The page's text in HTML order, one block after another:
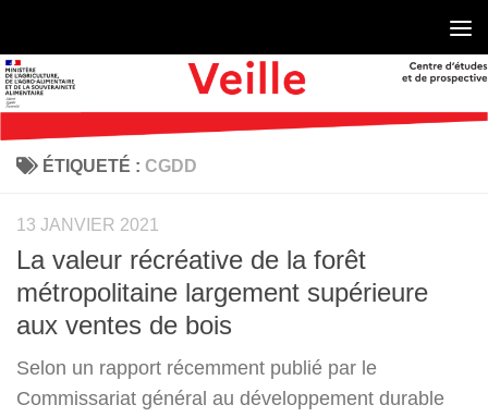
ÉTIQUETÉ : CGDD
13 JANVIER 2021
La valeur récréative de la forêt
métropolitaine largement supérieure
aux ventes de bois
Selon un rapport récemment publié par le
Commissariat général au développement durable